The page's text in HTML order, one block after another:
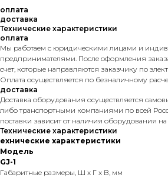
оплата
доставка
Технические характеристики
оплата
Мы работаем с юридическими лицами и
предпринимателями. После оформления
счет, которые направляются заказчику по
Оплата осуществляется по безналичному
доставка
Доставка оборудования осуществляется
либо транспортными компаниями по всей
поставки зависит от наличия оборудования на
Технические характеристики
ехнические характеристики
Модель
GJ-1
Габаритные размеры, Ш х Г х В, мм